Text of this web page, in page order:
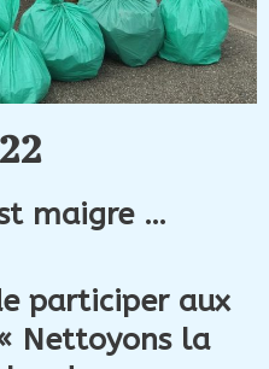
maigre …
participer aux
Nettoyons la